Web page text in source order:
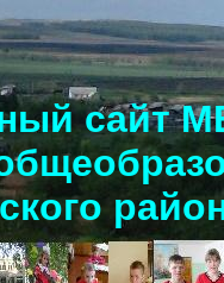
сайт